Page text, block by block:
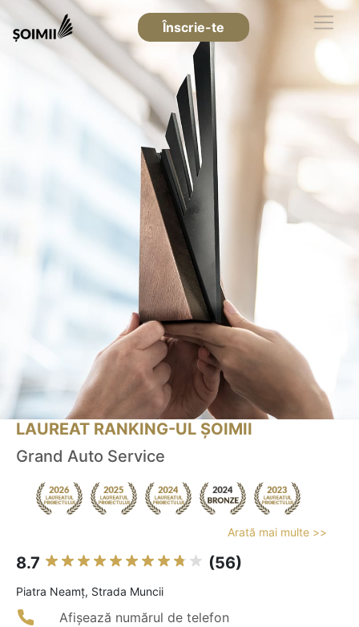
Înscrie-te
LAUREAT RANKING-UL ȘOIMII
Grand Auto Service
Arată mai multe >>
8.7 (56)
Piatra Neamţ, Strada Muncii
Afișează numărul de telefon